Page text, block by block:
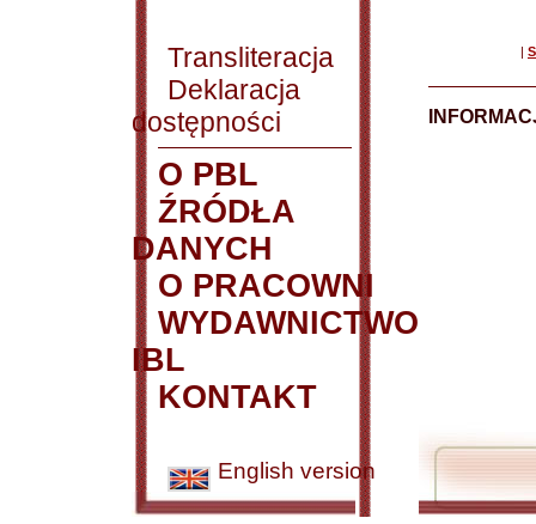
Transliteracja
Deklaracja
dostępności
O PBL
ŹRÓDŁA
DANYCH
O PRACOWNI
WYDAWNICTWO
IBL
KONTAKT
English version
|